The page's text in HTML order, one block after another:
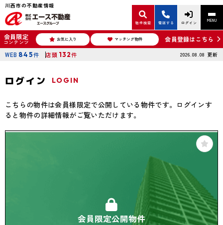
川西市の不動産情報
物件検索 電話する ログイン MENU
会員限定
コンテンツ お気に入り マッチング物件 会員登録はこちら
WEB 845件 店頭 132件 2026.08.08 更新
ログイン LOGIN
こちらの物件は会員様限定で公開している物件です。ログインす
ると物件の詳細情報がご覧いただけます。
会員限定公開物件